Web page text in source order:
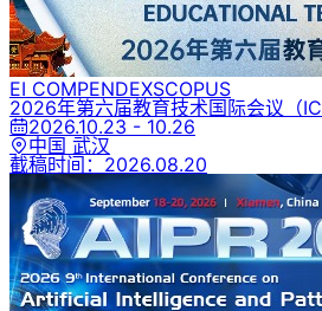
EI COMPENDEXSCOPUS
2026年第六届教育技术国际会议 （
2026.10.23 - 10.26
中国 武汉
截稿时间： 2026.08.20